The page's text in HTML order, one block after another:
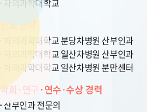
차의과학대학교
진료 경력
차의과학대학교 분당차병원 산부인과
차의과학대학교 일산차병원 산부인과
차의과학대학교 일산차병원 분만센터
학회·연구·연수·수상 경력
산부인과 전문의